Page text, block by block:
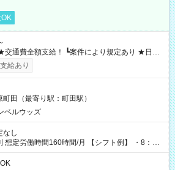
り） ┗働いたその日に現金GET♪ お仕事後はコ
い分を引き落とせます！ 【試用期間】試
給あり
田（最寄り駅：町田駅）
ベルウッズ
なし
時間160時間/月 【シフト例】 ・8：00